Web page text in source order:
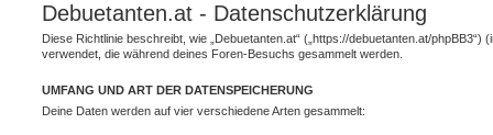
Debuetanten.at - Datenschutzerklärung
Diese Richtlinie beschreibt, wie „Debuetanten.at“ („https://debuetanten.at/phpBB3“)
verwendet, die während deines Foren-Besuchs gesammelt werden.
UMFANG UND ART DER DATENSPEICHERUNG
Deine Daten werden auf vier verschiedene Arten gesammelt: